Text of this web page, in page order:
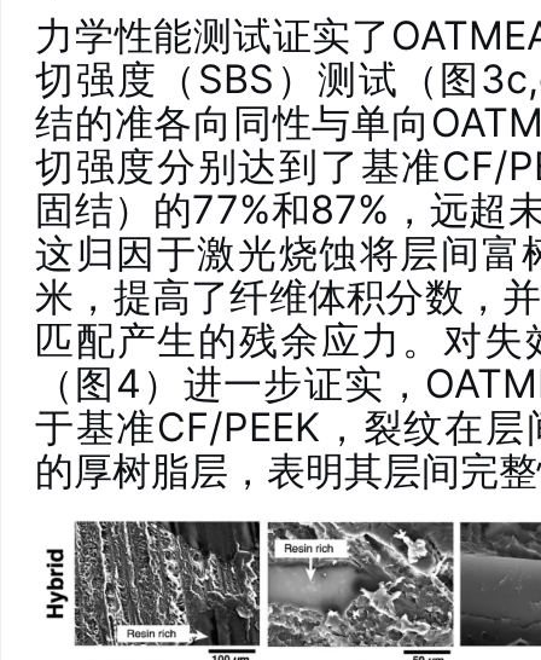
力学性能测试证实了
切强度（SBS）测试（图
结的准各向同性与单向
切强度分别达到了基准CF/
固结）的77%和87%，远超
这归因于激光烧蚀将层间
米，提高了纤维体积分数，
匹配产生的残余应力。对
（图4）进一步证实，
于基准CF/PEEK，裂纹在
的厚树脂层，表明其层间完